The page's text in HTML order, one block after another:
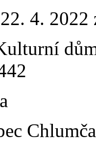
22. 4. 2022